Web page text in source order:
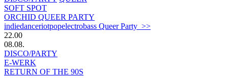
SOFT SPOT
ORCHID QUEER PARTY
indiedanceriotpopelectrobass Queer Party >>
22.00
08.08.
DISCO/PARTY
E-WERK
RETURN OF THE 90S